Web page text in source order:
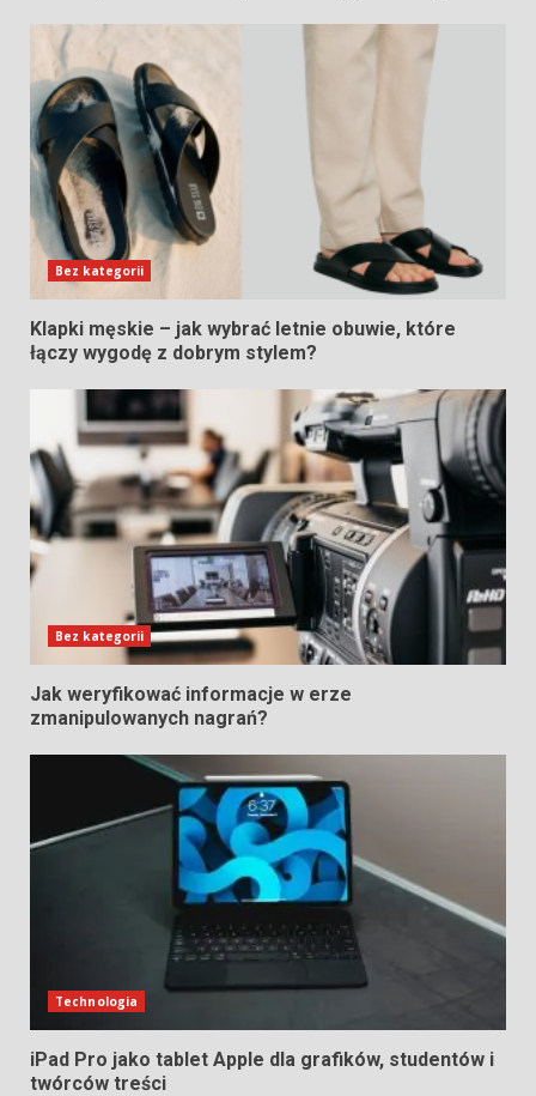
Bez kategorii
Klapki męskie – jak wybrać letnie obuwie, które
łączy wygodę z dobrym stylem?
Bez kategorii
Jak weryfikować informacje w erze
zmanipulowanych nagrań?
Technologia
iPad Pro jako tablet Apple dla grafików, studentów i
twórców treści